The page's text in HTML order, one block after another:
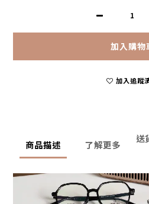
加入購物
加入追蹤
商品描述 了解更多
送